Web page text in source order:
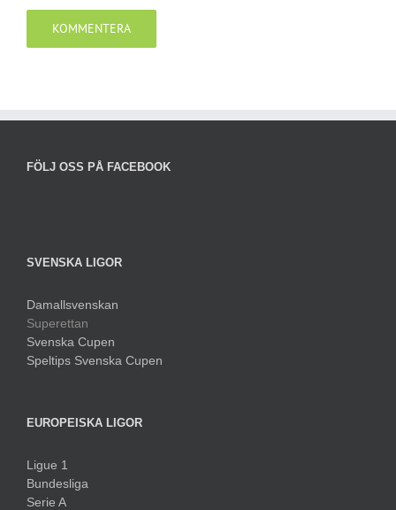
FÖLJ OSS PÅ FACEBOOK
SVENSKA LIGOR
Damallsvenskan
Superettan
Svenska Cupen
Speltips Svenska Cupen
EUROPEISKA LIGOR
Ligue 1
Bundesliga
Serie A